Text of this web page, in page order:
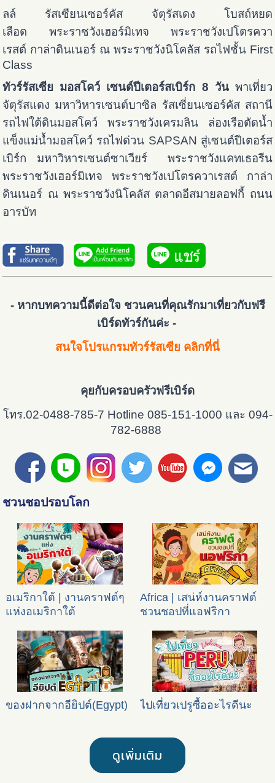
ลล์ รัสเซียนเซอร์คัส จัตุรัสเดง โบสถ์หยด
เลือด พระราชวังเฮอร์มิเทจ พระราชวังเปโตรควา
เรสต์ กาล่าดินเนอร์ ณ พระราชวังนิโคลัส รถไฟชั้น First
Class
ทัวร์รัสเซีย มอสโคว์ เซนต์ปีเตอร์สเบิร์ก 8 วันพาเที่ยว
จัตุรัสแดง มหาวิหารเซนต์บาซิล รัสเซี่ยนเซอร์คัส สถานี
รถไฟใต้ดินมอสโคว์ พระราชวังเครมลิน ล่องเรือตัดน้ำ
แข็งแม่น้ำมอสโคว์ รถไฟด่วน SAPSAN สู่เซนต์ปีเตอร์ส
เบิร์ก มหาวิหารเซนต์ซาเวียร์ พระราชวังแคทเธอรีน
พระราชวังเฮอร์มิเทจ พระราชวังเปโตรควาเรสต์ กาล่า
ดินเนอร์ ณ พระราชวังนิโคลัส ตลาดอีสมายลอฟกี้ ถนน
อารบัท
- หากบทความนี้ดีต่อใจ ชวนคนที่คุณรักมาเที่ยวกับฟรี
เบิร์ดทัวร์กันค่ะ -
สนใจโปรแกรมทัวร์รัสเซีย คลิกที่นี่
คุยกับครอบครัวฟรีเบิร์ด
โทร.02-0488-785-7 Hotline 085-151-1000 และ 094-
782-6888
ชวนชอปรอบโลก
อเมริกาใต้ | งานคราฟต์ๆ
แห่งอเมริกาใต้
Africa | เสน่ห์งานคราฟต์
ชวนชอปที่แอฟริกา
ของฝากจากอียิปต์(Egypt‎) ไปเที่ยวเปรูซื้ออะไรดีนะ
ดูเพิ่มเติม